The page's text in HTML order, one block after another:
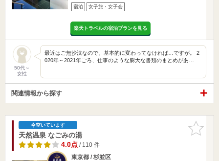
宿泊 女子旅・女子会
楽天トラベルの宿泊プランを見る
50代～
女性
最近はご無沙汰なので、基本的に変わってなければ…ですが。 2
020年～2021年ごろ、仕事のような膨大な書類のまとめがあ…
関連情報から探す
お気に入
りに追加
今空いています
天然温泉 なごみの湯
4.0点/ 110 件
東京都 / 杉並区